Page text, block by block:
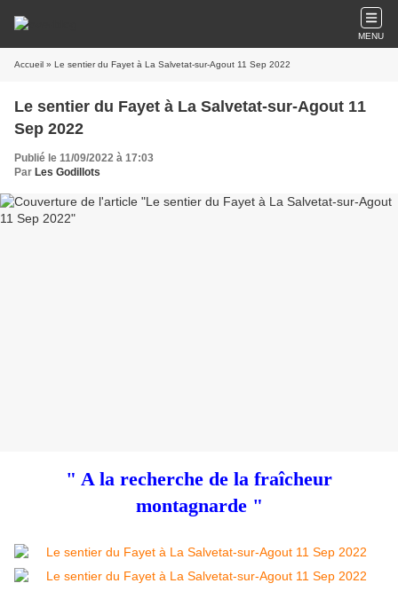
MENU
Accueil » Le sentier du Fayet à La Salvetat-sur-Agout 11 Sep 2022
Le sentier du Fayet à La Salvetat-sur-Agout 11
Sep 2022
Publié le 11/09/2022 à 17:03
Par Les Godillots
" A la recherche de la fraîcheur
montagnarde "